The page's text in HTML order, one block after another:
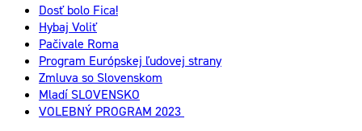
Dosť bolo Fica!
Hybaj Voliť
Pačivale Roma
Program Európskej ľudovej strany
Zmluva so Slovenskom
Mladí SLOVENSKO
VOLEBNÝ PROGRAM 2023